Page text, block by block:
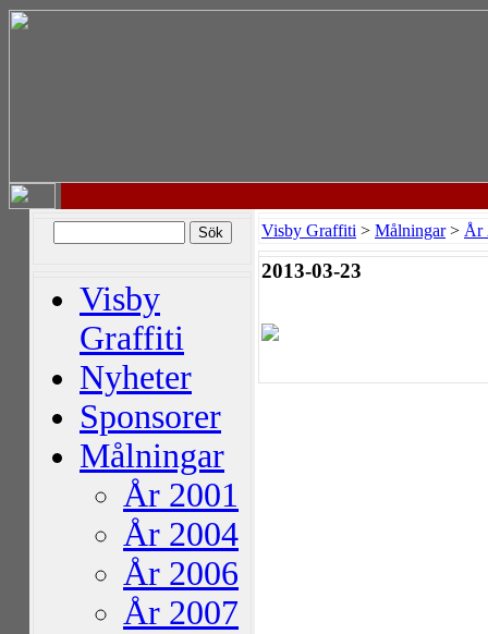
Visby
Graffiti
Nyheter
Sponsorer
Målningar
År 2001
År 2004
År 2006
År 2007
Visby Graffiti > Målningar> År
2013-03-23